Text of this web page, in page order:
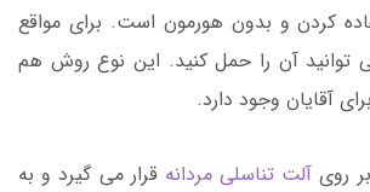
کردن و بدون هورمون است. برای مواقع
توانید آن را حمل کنید. این نوع روش هم
آقایان وجود دارد.
روی آلت تناسلی مردانه قرار می گیرد و به